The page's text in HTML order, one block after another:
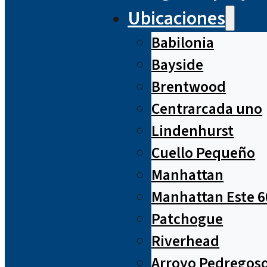
Ubicaciones
Babilonia
Bayside
Brentwood
Centrarcada uno
Lindenhurst
Cuello Pequeño
Manhattan
Manhattan Este
Patchogue
Riverhead